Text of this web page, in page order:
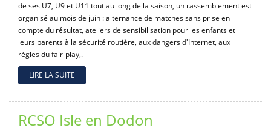
de ses U7, U9 et U11 tout au long de la saison, un rassemblement est
organisé au mois de juin : alternance de matches sans prise en
compte du résultat, ateliers de sensibilisation pour les enfants et
leurs parents à la sécurité routière, aux dangers d'Internet, aux
règles du fair-play,.
LIRE LA SUITE
RCSO Isle en Dodon